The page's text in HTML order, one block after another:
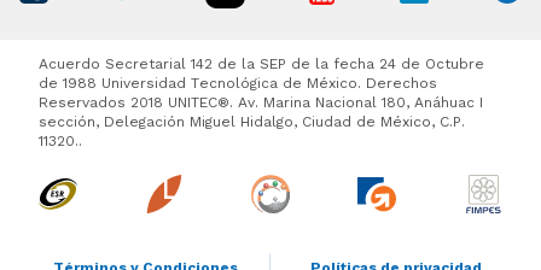
Acuerdo Secretarial 142 de la SEP de la fecha 24 de Octubre
de 1988 Universidad Tecnológica de México. Derechos
Reservados 2018 UNITEC®. Av. Marina Nacional 180, Anáhuac I
sección, Delegación Miguel Hidalgo, Ciudad de México, C.P.
11320..